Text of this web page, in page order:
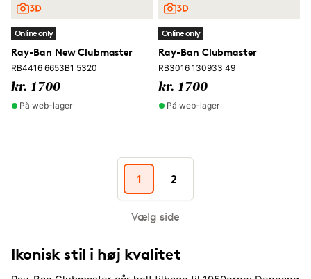
Online only
Ray-Ban New Clubmaster
RB4416 6653B1 5320
kr. 1700
På web-lager
Online only
Ray-Ban Clubmaster
RB3016 130933 49
kr. 1700
På web-lager
1 2
Vælg side
Ikonisk stil i høj kvalitet